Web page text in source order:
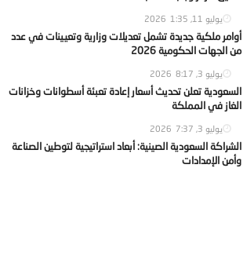
يوليو 11, 2026 1:35
أوامر ملكية جديدة تشمل تعديلات وزارية وتعيينات في عدد
من الجهات الحكومية 2026
يوليو 3, 2026 8:17
السعودية تعلن تحديث أسعار إعادة تعبئة أسطوانات وخزانات
الغاز في المملكة
يوليو 3, 2026 7:37
الشراكة السعودية الصينية: أبعاد استراتيجية لتوطين الصناعة
وأمن الإمدادات